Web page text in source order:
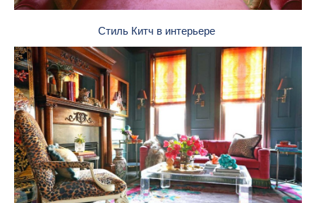
Стиль Китч в интерьере